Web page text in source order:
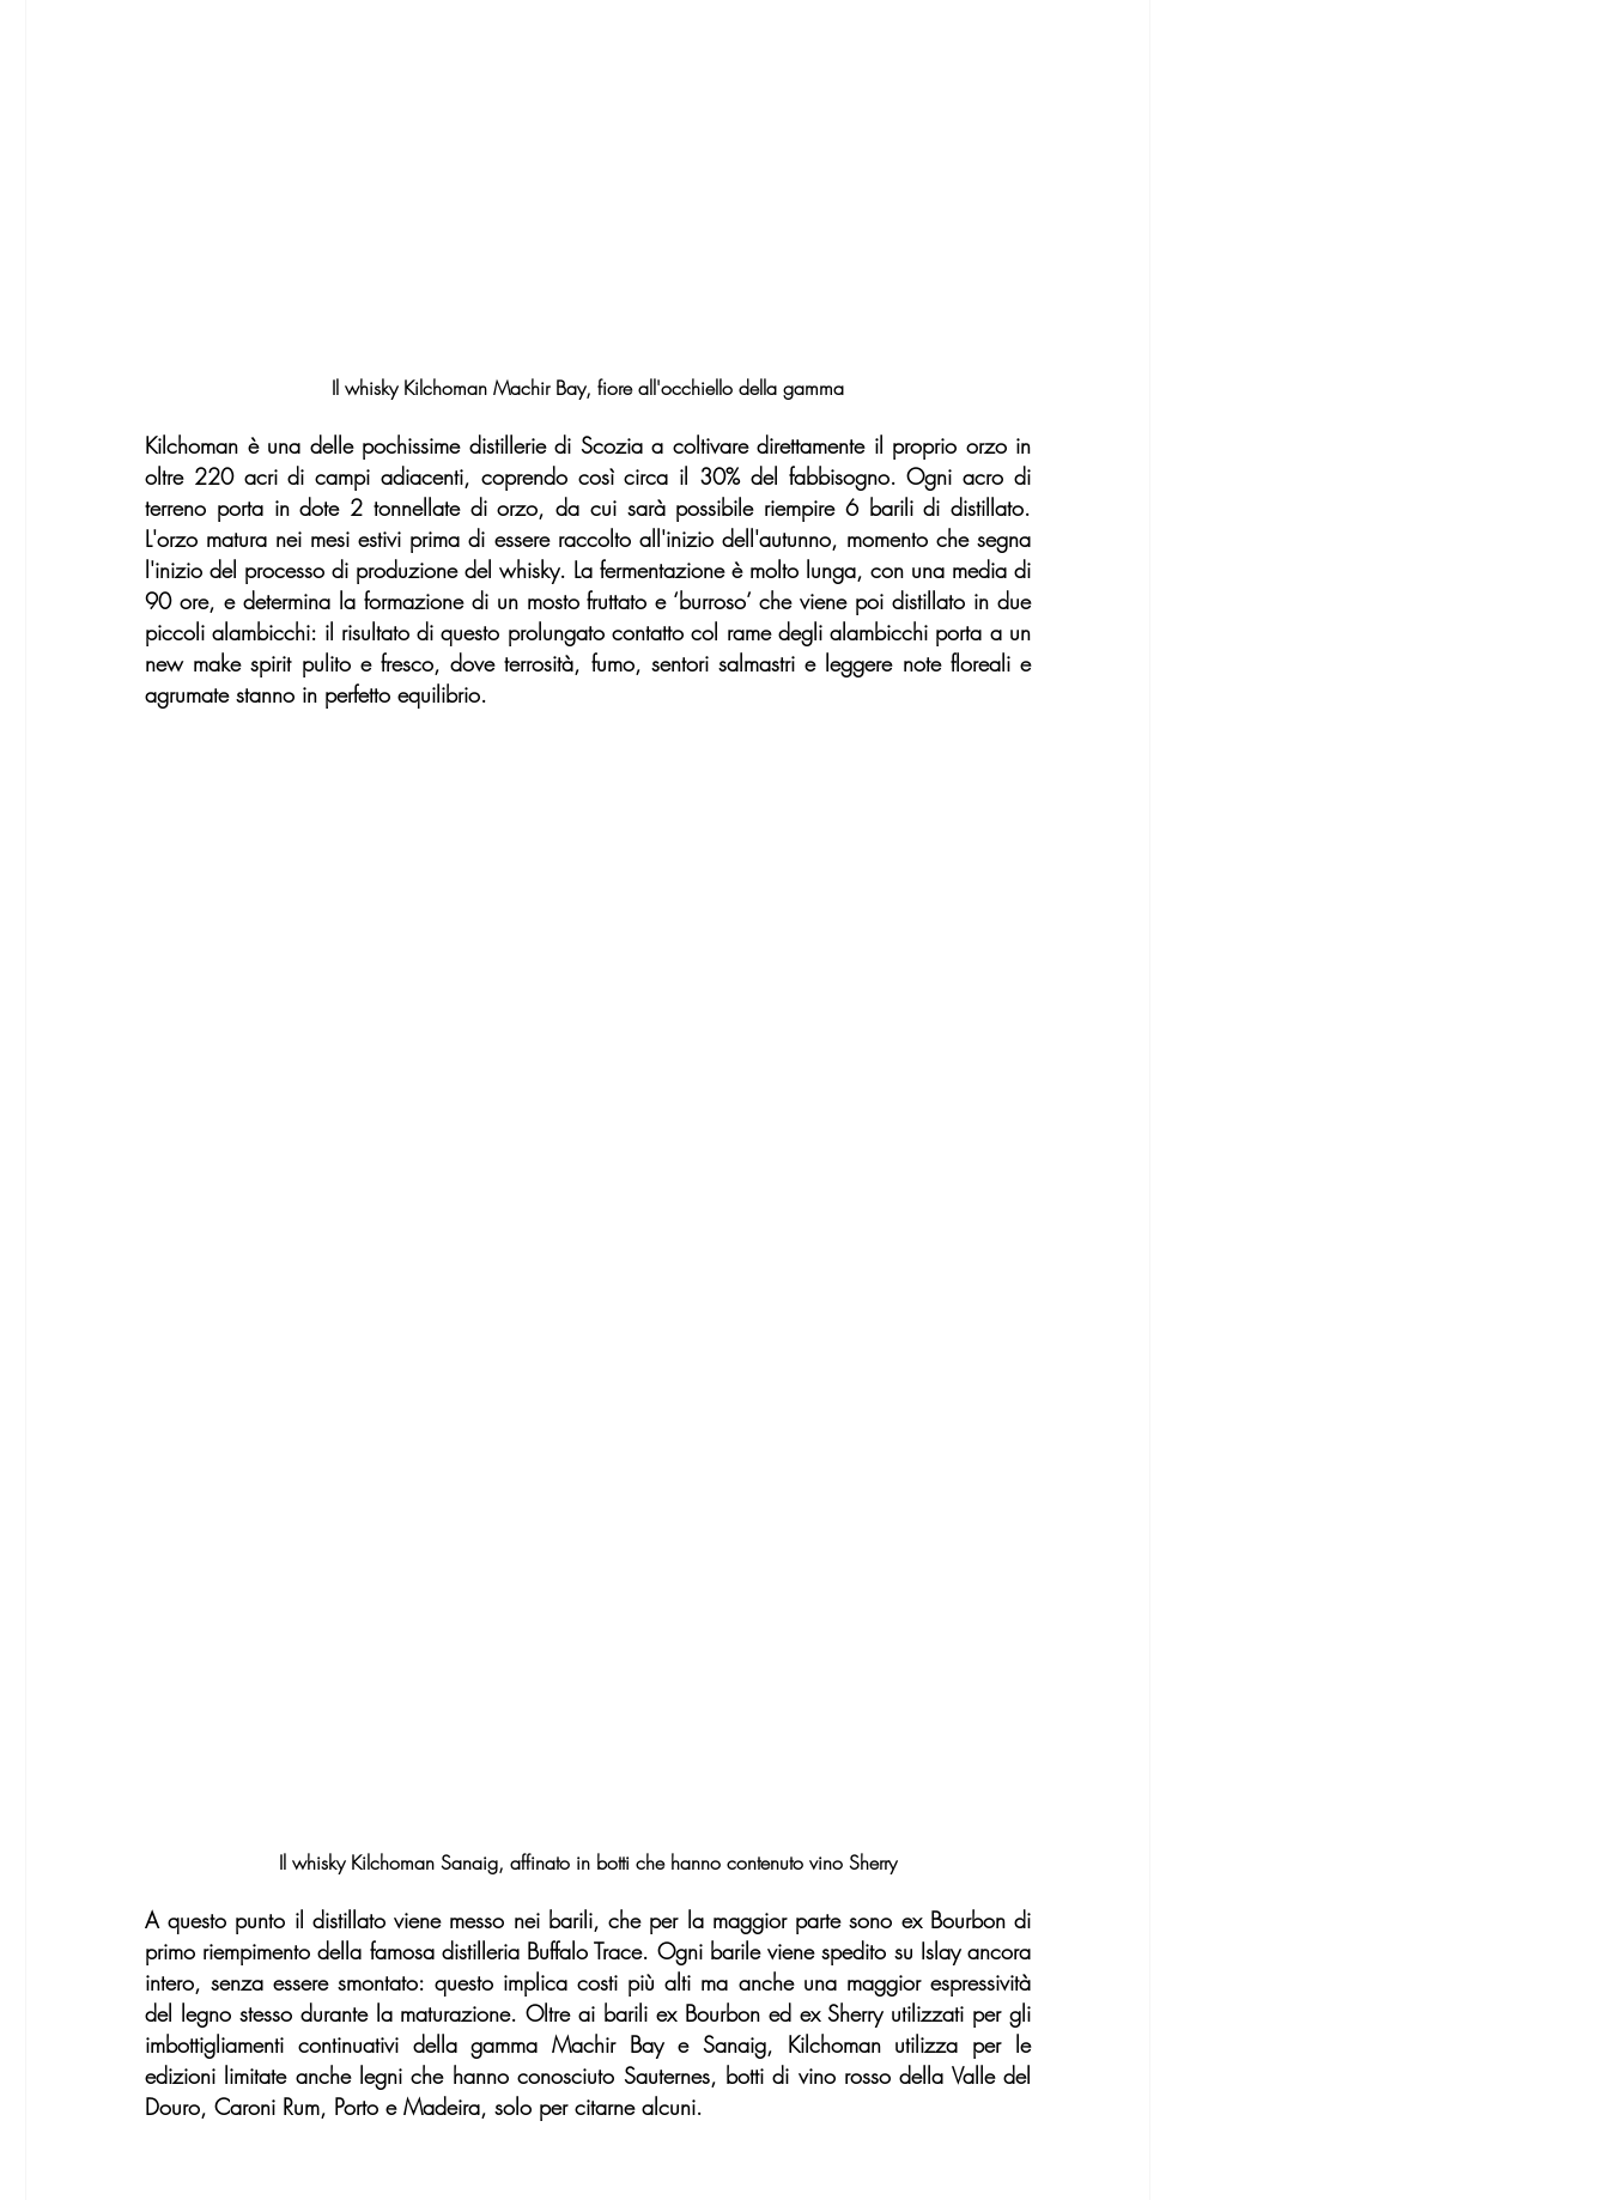
Il whisky Kilchoman Machir Bay, fiore all'occhiello della gamma
Kilchoman è una delle pochissime distillerie di Scozia a coltivare direttamente il proprio orzo in
oltre 220 acri di campi adiacenti, coprendo così circa il 30% del fabbisogno. Ogni acro di
terreno porta in dote 2 tonnellate di orzo, da cui sarà possibile riempire 6 barili di distillato.
L'orzo matura nei mesi estivi prima di essere raccolto all'inizio dell'autunno, momento che segna
l'inizio del processo di produzione del whisky. La fermentazione è molto lunga, con una media di
90 ore, e determina la formazione di un mosto fruttato e ‘burroso’ che viene poi distillato in due
piccoli alambicchi: il risultato di questo prolungato contatto col rame degli alambicchi porta a un
new make spirit pulito e fresco, dove terrosità, fumo, sentori salmastri e leggere note floreali e
agrumate stanno in perfetto equilibrio.
Il whisky Kilchoman Sanaig, affinato in botti che hanno contenuto vino Sherry
A questo punto il distillato viene messo nei barili, che per la maggior parte sono ex Bourbon di
primo riempimento della famosa distilleria Buffalo Trace. Ogni barile viene spedito su Islay ancora
intero, senza essere smontato: questo implica costi più alti ma anche una maggior espressività
del legno stesso durante la maturazione. Oltre ai barili ex Bourbon ed ex Sherry utilizzati per gli
imbottigliamenti continuativi della gamma Machir Bay e Sanaig, Kilchoman utilizza per le
edizioni limitate anche legni che hanno conosciuto Sauternes, botti di vino rosso della Valle del
Douro, Caroni Rum, Porto e Madeira, solo per citarne alcuni.